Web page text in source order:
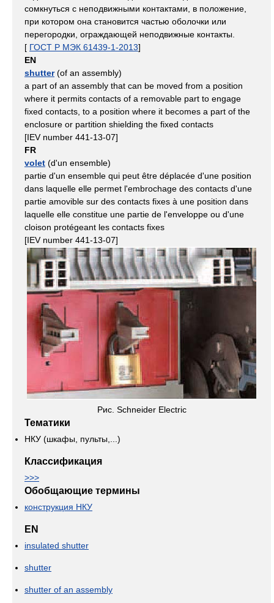
сомкнуться с неподвижными контактами, в положение,
при котором она становится частью оболочки или
перегородки, ограждающей неподвижные контакты.
[ ГОСТ Р МЭК 61439-1-2013]
EN
shutter(of an assembly)
a part of an assembly that can be moved from a position
where it permits contacts of a removable part to engage
fixed contacts, to a position where it becomes a part of the
enclosure or partition shielding the fixed contacts
[IEV number 441-13-07]
FR
volet (d'un ensemble)
partie d'un ensemble qui peut être déplacée d'une position
dans laquelle elle permet l'embrochage des contacts d'une
partie amovible sur des contacts fixes à une position dans
laquelle elle constitue une partie de l'enveloppe ou d'une
cloison protégeant les contacts fixes
[IEV number 441-13-07]
Рис. Schneider Electric
Тематики
НКУ (шкафы, пульты,...)
Классификация
>>>
Обобщающие термины
конструкция НКУ
EN
insulated shutter
shutter
shutter of an assembly